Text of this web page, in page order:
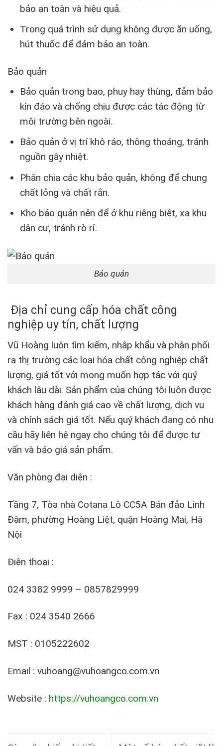
bảo an toàn và hiệu quả.
Trong quá trình sử dụng không được ăn uống,
hút thuốc để đảm bảo an toàn.
Bảo quản
Bảo quản trong bao, phuy hay thùng, đảm bảo
kín đáo và chống chịu được các tác động từ
môi trường bên ngoài.
Bảo quản ở vị trí khô ráo, thông thoáng, tránh
nguồn gây nhiệt.
Phân chia các khu bảo quản, không để chung
chất lỏng và chất rắn.
Kho bảo quản nên để ở khu riêng biệt, xa khu
dân cư, tránh rò rỉ.
Bảo quản
Địa chỉ cung cấp hóa chất công
nghiệp uy tín, chất lượng
Vũ Hoàng luôn tìm kiếm, nhập khẩu và phân phối
ra thị trường các loại hóa chất công nghiệp chất
lượng, giá tốt với mong muốn hợp tác với quý
khách lâu dài. Sản phẩm của chúng tôi luôn được
khách hàng đánh giá cao về chất lượng, dịch vụ
và chính sách giá tốt. Nếu quý khách đang có nhu
cầu hãy liên hệ ngay cho chúng tôi để được tư
vấn và báo giá sản phẩm.
Văn phòng đại diện :
Tầng 7, Tòa nhà Cotana Lô CC5A Bán đảo Linh
Đàm, phường Hoàng Liệt, quận Hoàng Mai, Hà
Nội
Điện thoại :
024 3382 9999 – 0857829999
Fax : 024 3540 2666
MST : 0105222602
Email : vuhoang@vuhoangco.com.vn
Website : https://vuhoangco.com.vn